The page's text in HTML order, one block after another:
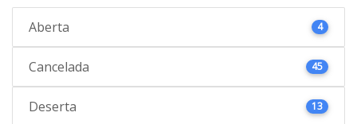
Aberta 4
Cancelada 45
Deserta 13